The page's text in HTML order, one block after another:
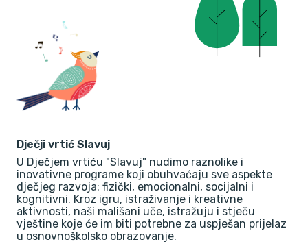
Dječji vrtić Slavuj
U Dječjem vrtiću "Slavuj" nudimo raznolike i
inovativne programe koji obuhvaćaju sve aspekte
dječjeg razvoja: fizički, emocionalni, socijalni i
kognitivni. Kroz igru, istraživanje i kreativne
aktivnosti, naši mališani uče, istražuju i stječu
vještine koje će im biti potrebne za uspješan prijelaz
u osnovnoškolsko obrazovanje.